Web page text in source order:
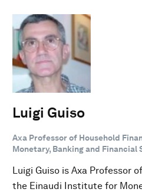
Luigi Guiso
Axa Professor of Household
Monetary, Banking and Financial
Luigi Guiso is Axa Professor
the Einaudi Institute for